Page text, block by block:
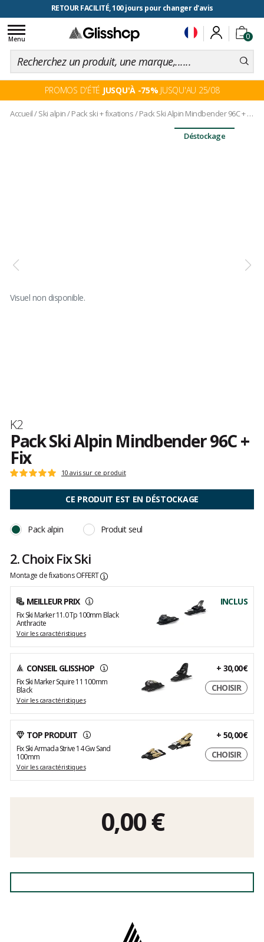
RETOUR FACILITÉ, 100 jours pour changer d'avis
0
Toggle
navigation
Menu
PROMOS D'ÉTÉ JUSQU'À -75% JUSQU'AU 25/08
Accueil/Ski alpin/Pack ski + fixations/Pack Ski Alpin Mindbender 96C + Fix
Visuel non disponible.
Déstockage
Marque
K2
Pack Ski Alpin Mindbender 96C +
Fix
Les
Note
:
sur
10 avis sur ce produit
CE PRODUIT EST EN DÉSTOCKAGE
Pack alpin Produit seul
2. Choix Fix Ski
Montage de fixations OFFERT
MEILLEUR PRIX
Fix Ski Marker 11.0 Tp 100mm Black
Anthracite
Voir les caractéristiques
INCLUS
CONSEIL GLISSHOP
Fix Ski Marker Squire 11 100mm
Black
Voir les caractéristiques
+ 30,00€
CHOISIR
TOP PRODUIT
Fix Ski Armada Strive 14 Gw Sand
100mm
Voir les caractéristiques
+ 50,00€
CHOISIR
0,00€